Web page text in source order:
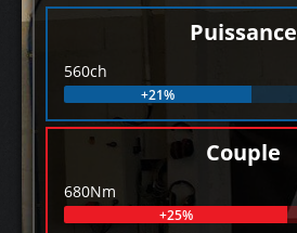
Puissance
560ch
+21%
Couple
680Nm
+25%